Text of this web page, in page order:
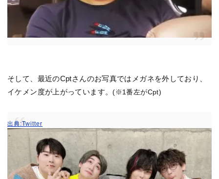
そして、最近のCptさんのお写真ではメガネを外しており、
イケメン度が上がっています。(※1番左がCpt)
出典:Twitter